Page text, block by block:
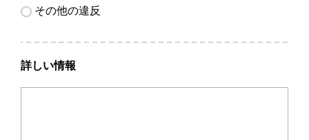
その他の違反
詳しい情報